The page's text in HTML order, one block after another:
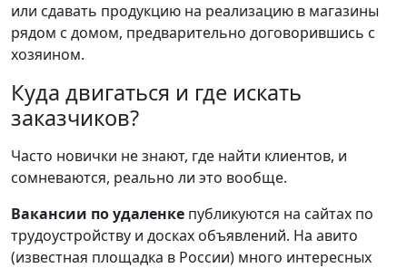
или сдавать продукцию на реализацию в магазины
рядом с домом, предварительно договорившись с
хозяином.
Куда двигаться и где искать
заказчиков?
Часто новички не знают, где найти клиентов, и
сомневаются, реально ли это вообще.
Вакансии по удаленке публикуются на сайтах по
трудоустройству и досках объявлений. На авито
(известная площадка в России) много интересных